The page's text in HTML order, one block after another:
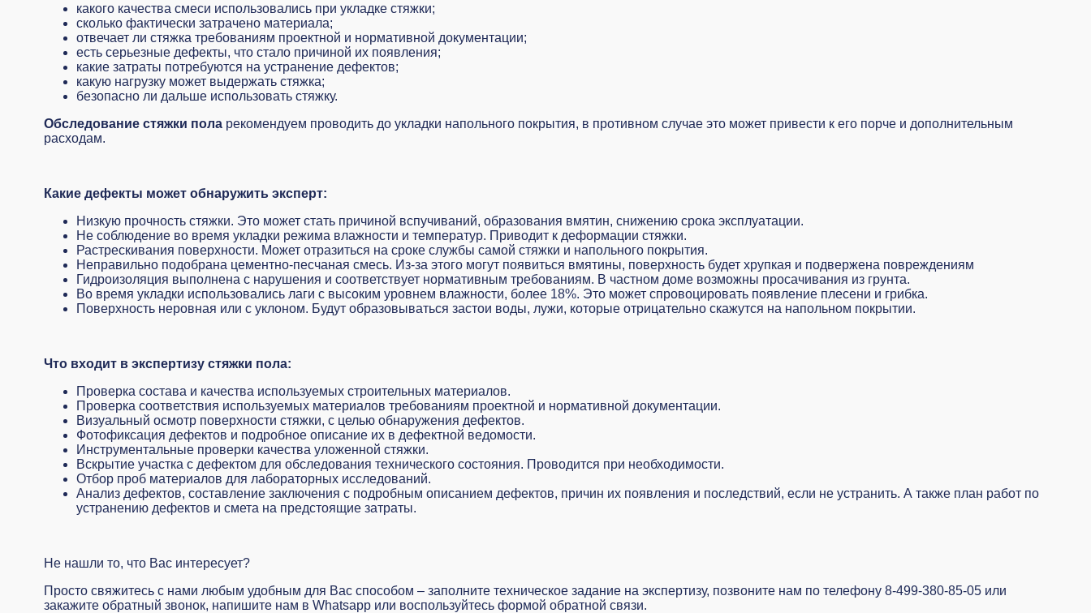
какого качества смеси использовались при укладке стяжки;
сколько фактически затрачено материала;
отвечает ли стяжка требованиям проектной и нормативной документации;
есть серьезные дефекты, что стало причиной их появления;
какие затраты потребуются на устранение дефектов;
какую нагрузку может выдержать стяжка;
безопасно ли дальше использовать стяжку.
Обследование стяжки поларекомендуем проводить до укладки напольного покрытия, в противном случае это может привести к его порче и дополнительным
расходам.
Какие дефекты может обнаружить эксперт:
Низкую прочность стяжки. Это может стать причиной вспучиваний, образования вмятин, снижению срока эксплуатации.
Не соблюдение во время укладки режима влажности и температур. Приводит к деформации стяжки.
Растрескивания поверхности. Может отразиться на сроке службы самой стяжки и напольного покрытия.
Неправильно подобрана цементно-песчаная смесь. Из-за этого могут появиться вмятины, поверхность будет хрупкая и подвержена повреждениям
Гидроизоляция выполнена с нарушения и соответствует нормативным требованиям. В частном доме возможны просачивания из грунта.
Во время укладки использовались лаги с высоким уровнем влажности, более 18%. Это может спровоцировать появление плесени и грибка.
Поверхность неровная или с уклоном. Будут образовываться застои воды, лужи, которые отрицательно скажутся на напольном покрытии.
Что входит в экспертизу стяжки пола:
Проверка состава и качества используемых строительных материалов.
Проверка соответствия используемых материалов требованиям проектной и нормативной документации.
Визуальный осмотр поверхности стяжки, с целью обнаружения дефектов.
Фотофиксация дефектов и подробное описание их в дефектной ведомости.
Инструментальные проверки качества уложенной стяжки.
Вскрытие участка с дефектом для обследования технического состояния. Проводится при необходимости.
Отбор проб материалов для лабораторных исследований.
Анализ дефектов, составление заключения с подробным описанием дефектов, причин их появления и последствий, если не устранить. А также план работ по
устранению дефектов и смета на предстоящие затраты.
Не нашли то, что Вас интересует?
Просто свяжитесь с нами любым удобным для Вас способом – заполните техническое задание на экспертизу, позвоните нам по телефону 8-499-380-85-05 или
закажите обратный звонок, напишите нам в Whatsapp или воспользуйтесь формой обратной связи.